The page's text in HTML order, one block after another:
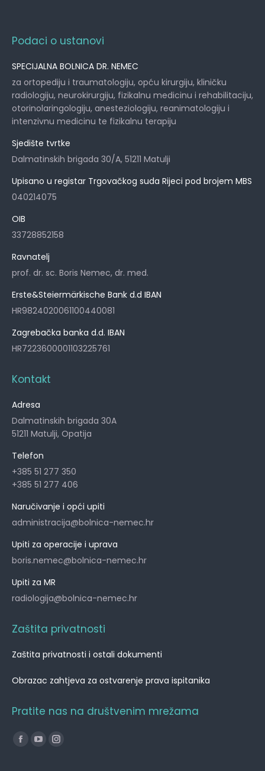
Podaci o ustanovi
SPECIJALNA BOLNICA DR. NEMEC
za ortopediju i traumatologiju, opću kirurgiju, kliničku
radiologiju, neurokirurgiju, fizikalnu medicinu i rehabilitaciju,
otorinolaringologiju, anesteziologiju, reanimatologiju i
intenzivnu medicinu te fizikalnu terapiju
Sjedište tvrtke
Dalmatinskih brigada 30/A, 51211 Matulji
Upisano u registar Trgovačkog suda Rijeci pod brojem MBS
040214075
OIB
33728852158
Ravnatelj
prof. dr. sc. Boris Nemec, dr. med.
Erste&Steiermärkische Bank d.d IBAN
HR9824020061100440081
Zagrebačka banka d.d. IBAN
HR7223600001103225761
Kontakt
Adresa
Dalmatinskih brigada 30A
51211 Matulji, Opatija
Telefon
+385 51 277 350
+385 51 277 406
Naručivanje i opći upiti
administracija@bolnica-nemec.hr
Upiti za operacije i uprava
boris.nemec@bolnica-nemec.hr
Upiti za MR
radiologija@bolnica-nemec.hr
Zaštita privatnosti
Zaštita privatnosti i ostali dokumenti
Obrazac zahtjeva za ostvarenje prava ispitanika
Pratite nas na društvenim mrežama
Find us on:
Facebook
YouTubeInstagram